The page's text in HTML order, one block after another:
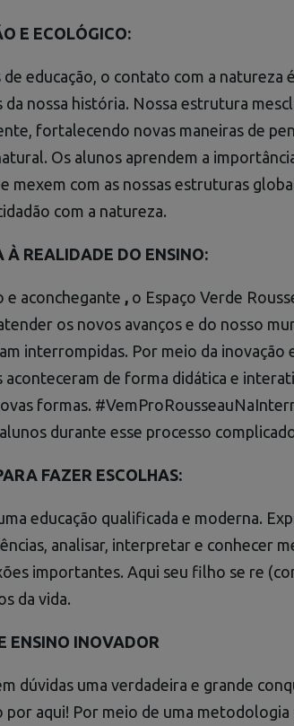
E ECOLÓGICO:
educação, o contato com a natureza
nossa história. Nossa estrutura
fortalecendo novas maneiras de
Os alunos aprendem a
mexem com as nossas estruturas
com a natureza.
REALIDADE DO ENSINO:
e aconchegante , o Espaço Verde
os novos avanços e do nosso
interrompidas. Por meio da inovação
aconteceram de forma didática e
formas.
durante esse processo
FAZER ESCOLHAS:
educação qualificada e moderna.
analisar, interpretar e conhecer
importantes. Aqui seu filho se re
da vida.
ENSINO INOVADOR
dúvidas uma verdadeira e grande
por aqui! Por meio de uma